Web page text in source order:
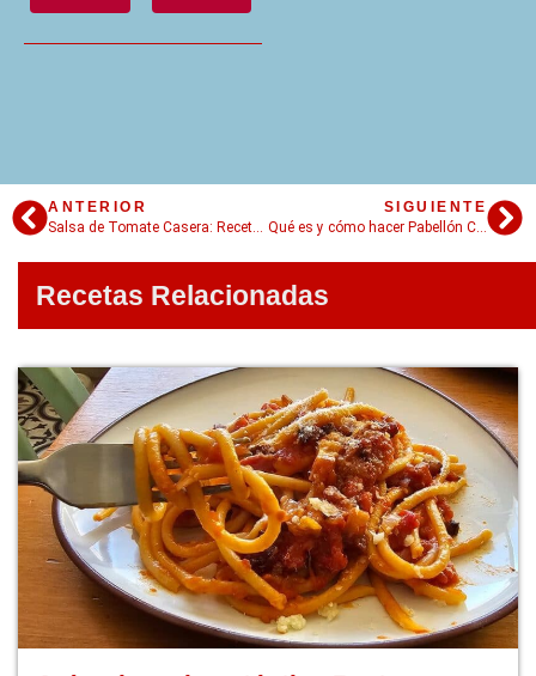
ANTERIOR
Salsa de Tomate Casera: Receta para nunca más comprar la del súper
SIGUIENTE
Qué es y cómo hacer Pabellón Criollo: El plato nacional de Venezuela
Recetas Relacionadas